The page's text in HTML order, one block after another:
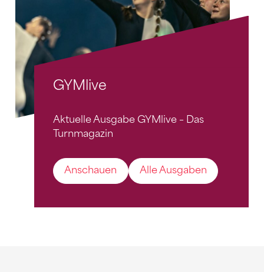
GYMlive
Aktuelle Ausgabe GYMlive – Das
Turnmagazin
Anschauen Alle Ausgaben